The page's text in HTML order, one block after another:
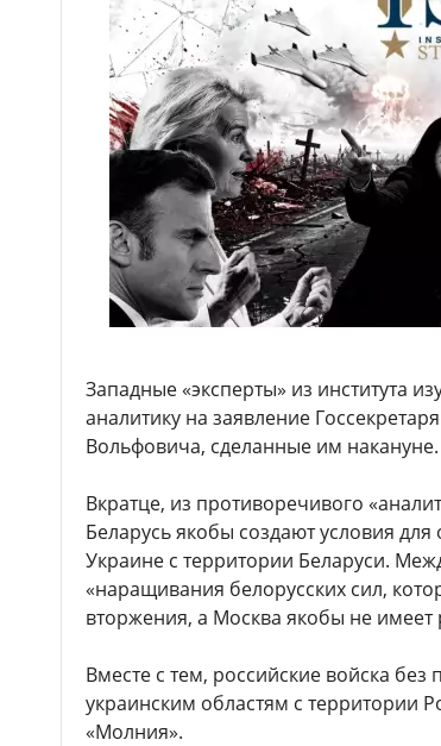
Западные «эксперты» из института
аналитику на заявление
Вольфовича, сделанные им накануне.
Вкратце, из противоречивого
Беларусь якобы создают условия
Украине с территории Беларуси.
«наращивания белорусских сил,
вторжения, а Москва якобы не
Вместе с тем, российские войска
украинским областям с территории
«Молния».